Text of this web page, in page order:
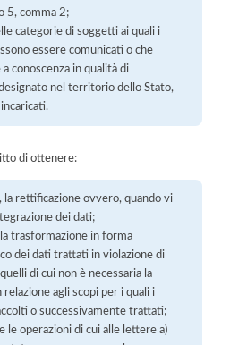
5, comma 2;
categorie di soggetti ai quali i
essere comunicati o che
conoscenza in qualità di
nel territorio dello Stato,
di ottenere:
la rettificazione ovvero, quando vi
dei dati;
la trasformazione in forma
dei dati trattati in violazione di
di cui non è necessaria la
relazione agli scopi per i quali i
o successivamente trattati;
le operazioni di cui alle lettere a)